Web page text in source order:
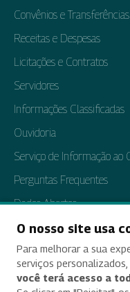
Convênios e Transferências
Receitas e Despesas
Licitações e Contratos
Servidores
Informações Classificadas
Ouvidoria
Serviço de Informação ao
Perguntas Frequentes
Dados Abertos
Tratamento de Dados
Transparência e Prestação
O nosso site usa
Para melhorar a sua
serviços
você terá acesso a